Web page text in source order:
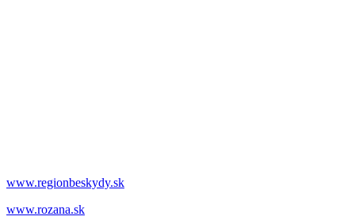
www.regionbeskydy.sk
www.rozana.sk